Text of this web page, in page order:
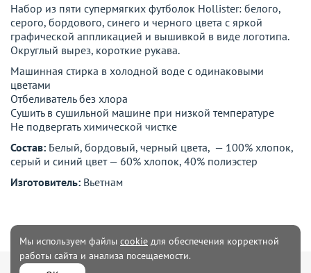
Набор из пяти супермягких футболок Hollister: белого,
серого, бордового, синего и черного цвета с яркой
графической аппликацией и вышивкой в виде логотипа.
Округлый вырез, короткие рукава.
Машинная стирка в холодной воде с одинаковыми
цветами
Отбеливатель без хлора
Сушить в сушильной машине при низкой температуре
Не подвергать химической чистке
Состав: Белый, бордовый, черный цвета, — 100% хлопок,
серый и синий цвет — 60% хлопок, 40% полиэстер
Изготовитель: Вьетнам
Мы используем файлы cookie для обеспечения корректной
работы сайта и анализа посещаемости.